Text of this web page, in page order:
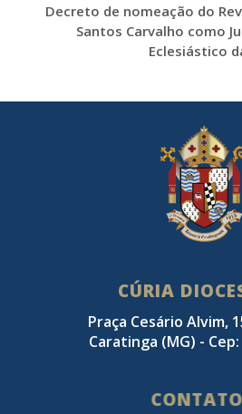
Decreto de nomeação do
Santos Carvalho como
Eclesiástico
CÚRIA
Praça Cesário Alvim,
Caratinga (MG) -